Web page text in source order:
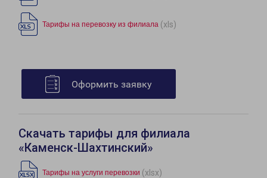
Тарифы на перевозку из филиала (xls)
Оформить заявку
Скачать тарифы для филиала
«Каменск-Шахтинский»
Тарифы на услуги перевозки (xlsx)